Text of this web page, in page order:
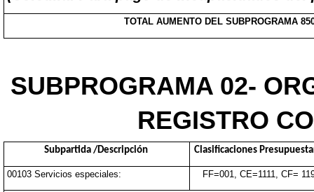
TOTAL AUMENTO DEL SUBPROGRAMA
SUBPROGRAMA 02-
REGISTRO
Subpartida /Descripción Clasificaciones
00103 Servicios especiales: FF=001, CE=1111, CF=